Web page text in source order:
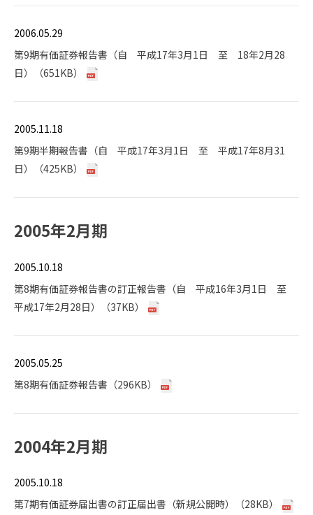
2006.05.29
第9期有価証券報告書（自 平成17年3月1日 至 18年2月28
日）（651KB）
2005.11.18
第9期半期報告書（自 平成17年3月1日 至 平成17年8月31
日）（425KB）
2005年2月期
2005.10.18
第8期有価証券報告書の訂正報告書（自 平成16年3月1日 至
平成17年2月28日）（37KB）
2005.05.25
第8期有価証券報告書（296KB）
2004年2月期
2005.10.18
第7期有価証券届出書の訂正届出書（新規公開時）（28KB）